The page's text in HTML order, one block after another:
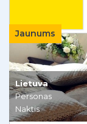
Jaunums
Lietuva
Personas
Naktis